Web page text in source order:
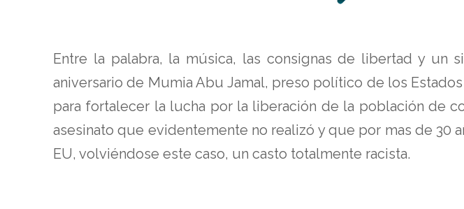
Entre la palabra, la música, las consignas de libertad y
aniversario de Mumia Abu Jamal, preso político de los
para fortalecer la lucha por la liberación de la población de
asesinato que evidentemente no realizó y que por mas de 30
EU, volviéndose este caso, un casto totalmente racista.